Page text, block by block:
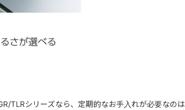
TLRシリーズなら、定期的なお手入れが必要なのは